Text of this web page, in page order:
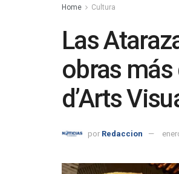
Home Cultura
Las
obras
d’Arts
por Redaccion